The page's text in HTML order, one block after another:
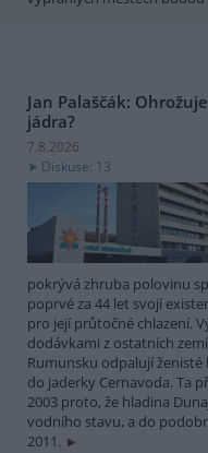
Jan Palaščák:
jádra?
7.8.2026
Diskuse: 13
pokrývá zhruba polovinu
poprvé za 44 let svojí
pro její průtočné chlazení.
dodávkami z ostatních
Rumunsku odpalují
do jaderky Cernavoda. Ta
2003 proto, že hladina
vodního stavu, a do
2011.